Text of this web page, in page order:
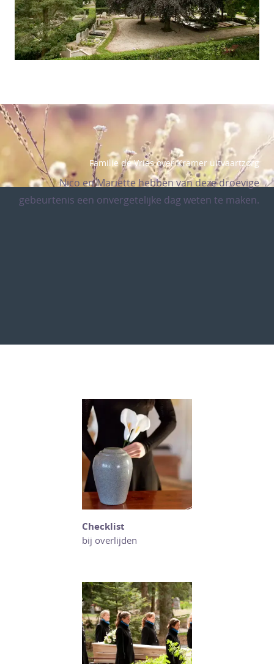
Familie de Vries over Kramer uitvaartzorg
Nico en Mariette hebben van deze droevige
gebeurtenis een onvergetelijke dag weten te maken.
Checklist
bij overlijden